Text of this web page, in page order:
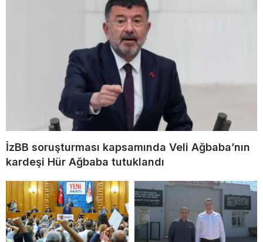
İzBB soruşturması kapsamında Veli Ağbaba’nın
kardeşi Hür Ağbaba tutuklandı